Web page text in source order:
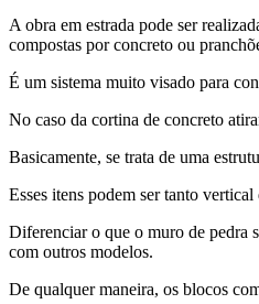
A obra em estrada pode ser
compostas por concreto ou
É um sistema muito visado para
No caso da cortina de concreto
Basicamente, se trata de uma
Esses itens podem ser tanto
Diferenciar o que o muro de pedra
com outros modelos.
De qualquer maneira, os blocos